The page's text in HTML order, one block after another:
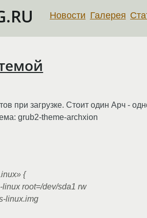
Новости Галерея
при загрузке. Стоит один Арч -
grub2-theme-archxion
{
root=/dev/sda1 rw
linux.img